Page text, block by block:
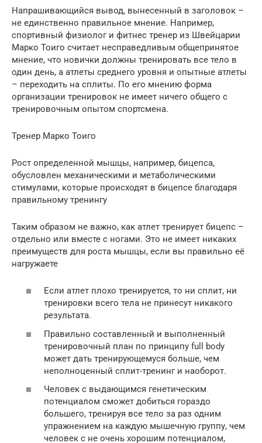
Напрашивающийся вывод, вынесенный в заголовок –
не единственно правильное мнение. Например,
спортивный физиолог и фитнес тренер из Швейцарии
Марко Тоиго считает несправедливым общепринятое
мнение, что новички должны тренировать все тело в
один день, а атлеты среднего уровня и опытные атлеты
– переходить на сплиты. По его мнению форма
организации тренировок не имеет ничего общего с
тренировочным опытом спортсмена.
Тренер Марко Тоиго
Рост определенной мышцы, например, бицепса,
обусловлен механическими и метаболическими
стимулами, которые происходят в бицепсе благодаря
правильному тренингу
Таким образом не важно, как атлет тренирует бицепс –
отдельно или вместе с ногами. Это не имеет никаких
преимуществ для роста мышцы, если вы правильно её
нагружаете
Если атлет плохо тренируется, то ни сплит, ни
тренировки всего тела не принесут никакого
результата.
Правильно составленный и выполненный
тренировочный план по принципу full body
может дать тренирующемуся больше, чем
неполноценный сплит-тренинг и наоборот.
Человек с выдающимся генетическим
потенциалом сможет добиться гораздо
большего, тренируя все тело за раз одним
упражнением на каждую мышечную группу, чем
человек с не очень хорошим потенциалом,